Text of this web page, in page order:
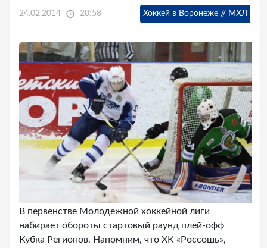
24.02.2014 20:58 Хоккей в Воронеже // МХЛ
В первенстве Молодежной хоккейной лиги
набирает обороты стартовый раунд плей-офф
Кубка Регионов. Напомним, что ХК «Россошь»,